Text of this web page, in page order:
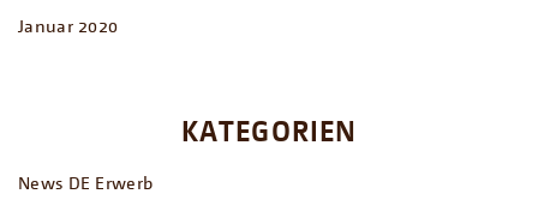
Januar 2020
KATEGORIEN
News DE Erwerb